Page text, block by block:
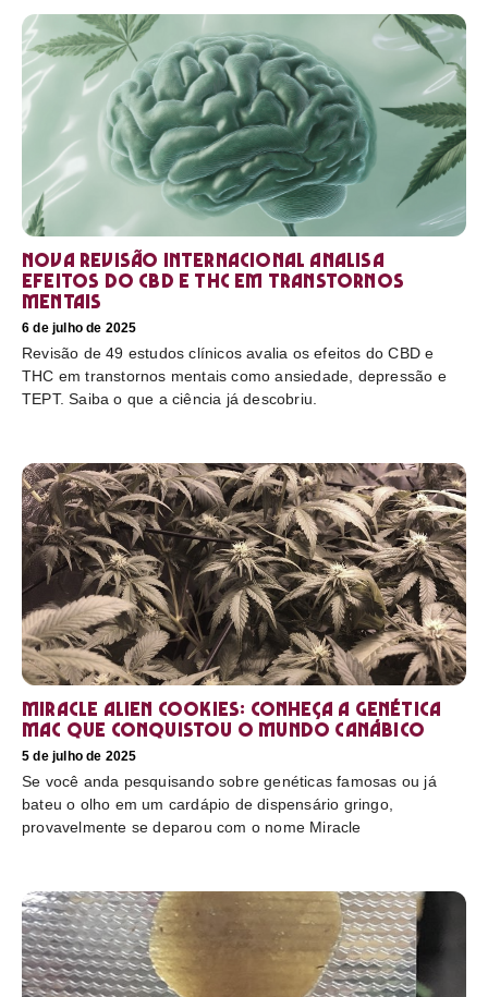
Nova revisão internacional analisa
efeitos do CBD e THC em transtornos
mentais
6 de julho de 2025
Revisão de 49 estudos clínicos avalia os efeitos do CBD e
THC em transtornos mentais como ansiedade, depressão e
TEPT. Saiba o que a ciência já descobriu.
Miracle Alien Cookies: conheça a genética
MAC que conquistou o mundo canábico
5 de julho de 2025
Se você anda pesquisando sobre genéticas famosas ou já
bateu o olho em um cardápio de dispensário gringo,
provavelmente se deparou com o nome Miracle